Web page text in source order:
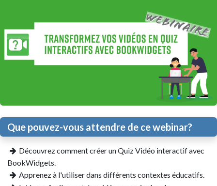
Que pouvez-vous attendre de ce webinar?
Découvrez comment créer un Quiz Vidéo interactif avec
BookWidgets.
Apprenez à l'utiliser dans différents contextes éducatifs.